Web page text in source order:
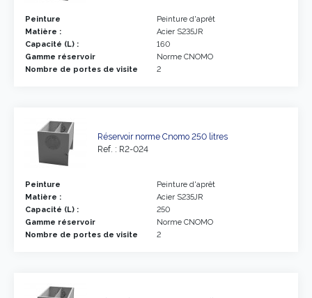
Peinture
Peinture d'aprêt
Matière :
Acier S235JR
Capacité (L) :
160
Gamme réservoir
Norme CNOMO
Nombre de portes de visite
2
Réservoir norme Cnomo 250 litres
Ref. : R2-024
Peinture
Peinture d'aprêt
Matière :
Acier S235JR
Capacité (L) :
250
Gamme réservoir
Norme CNOMO
Nombre de portes de visite
2